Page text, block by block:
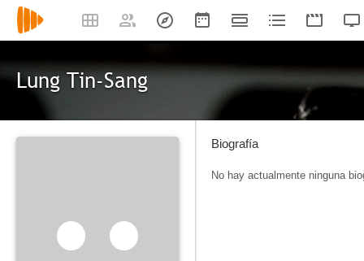
Lung Tin-Sang
Biografía
No hay actualmente ninguna